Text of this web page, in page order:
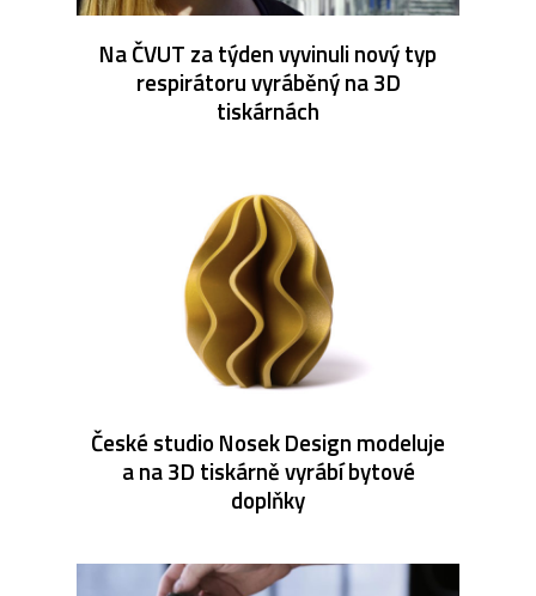
Na ČVUT za týden vyvinuli nový typ
respirátoru vyráběný na 3D
tiskárnách
České studio Nosek Design modeluje
a na 3D tiskárně vyrábí bytové
doplňky